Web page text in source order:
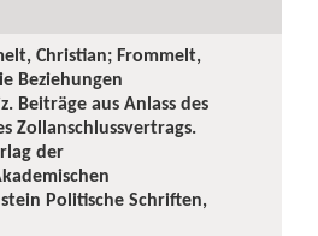
Christian; Frommelt,
Beziehungen
Beiträge aus Anlass des
Zollanschlussvertrags.
der
Politische Schriften,